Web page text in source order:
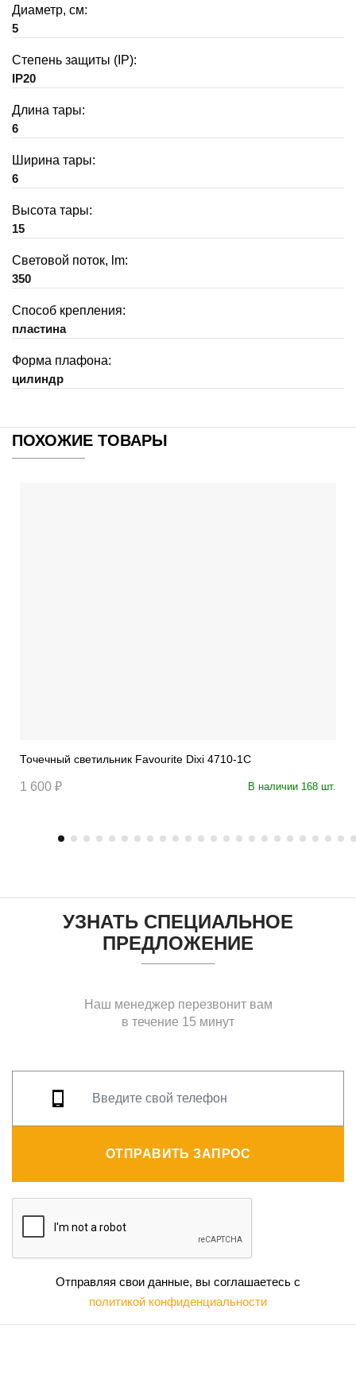
Диаметр, см:
5
Степень защиты (IP):
IP20
Длина тары:
6
Ширина тары:
6
Высота тары:
15
Световой поток, lm:
350
Способ крепления:
пластина
Форма плафона:
цилиндр
ПОХОЖИЕ ТОВАРЫ
Точечный светильник Favourite Dixi 4710-1C
1 600 ₽ В наличии 168 шт.
УЗНАТЬ СПЕЦИАЛЬНОЕ
ПРЕДЛОЖЕНИЕ
Наш менеджер перезвонит вам
в течение 15 минут
ОТПРАВИТЬ ЗАПРОС
Отправляя свои данные, вы соглашаетесь с
политикой конфиденциальности